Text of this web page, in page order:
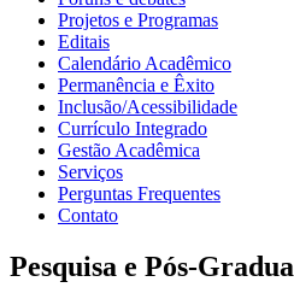
Projetos e Programas
Editais
Calendário Acadêmico
Permanência e Êxito
Inclusão/Acessibilidade
Currículo Integrado
Gestão Acadêmica
Serviços
Perguntas Frequentes
Contato
Pesquisa e Pós-